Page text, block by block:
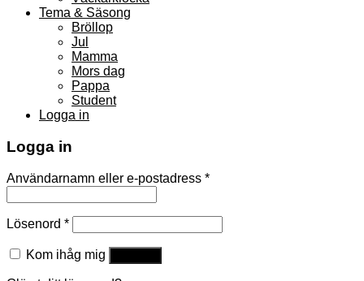
Tema & Säsong
Bröllop
Jul
Mamma
Mors dag
Pappa
Student
Logga in
Logga in
Användarnamn eller e-postadress *
Lösenord *
Kom ihåg mig